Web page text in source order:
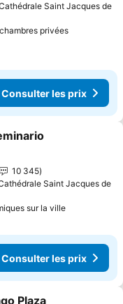
Saint Jacques de
privées
Consulter les prix
mes favoris
10 345
Saint Jacques de
sur la ville
Consulter les prix
Plaza